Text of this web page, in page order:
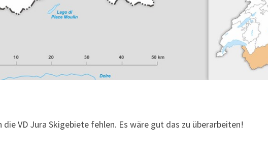
VD Jura Skigebiete fehlen. Es wäre gut das zu überarbeiten!